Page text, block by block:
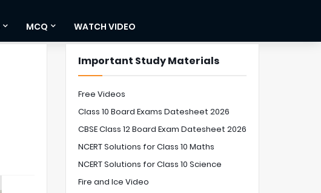
MCQ WATCH VIDEO
Important Study Materials
Free Videos
Class 10 Board Exams Datesheet 2026
CBSE Class 12 Board Exam Datesheet 2026
NCERT Solutions for Class 10 Maths
NCERT Solutions for Class 10 Science
Fire and Ice Video